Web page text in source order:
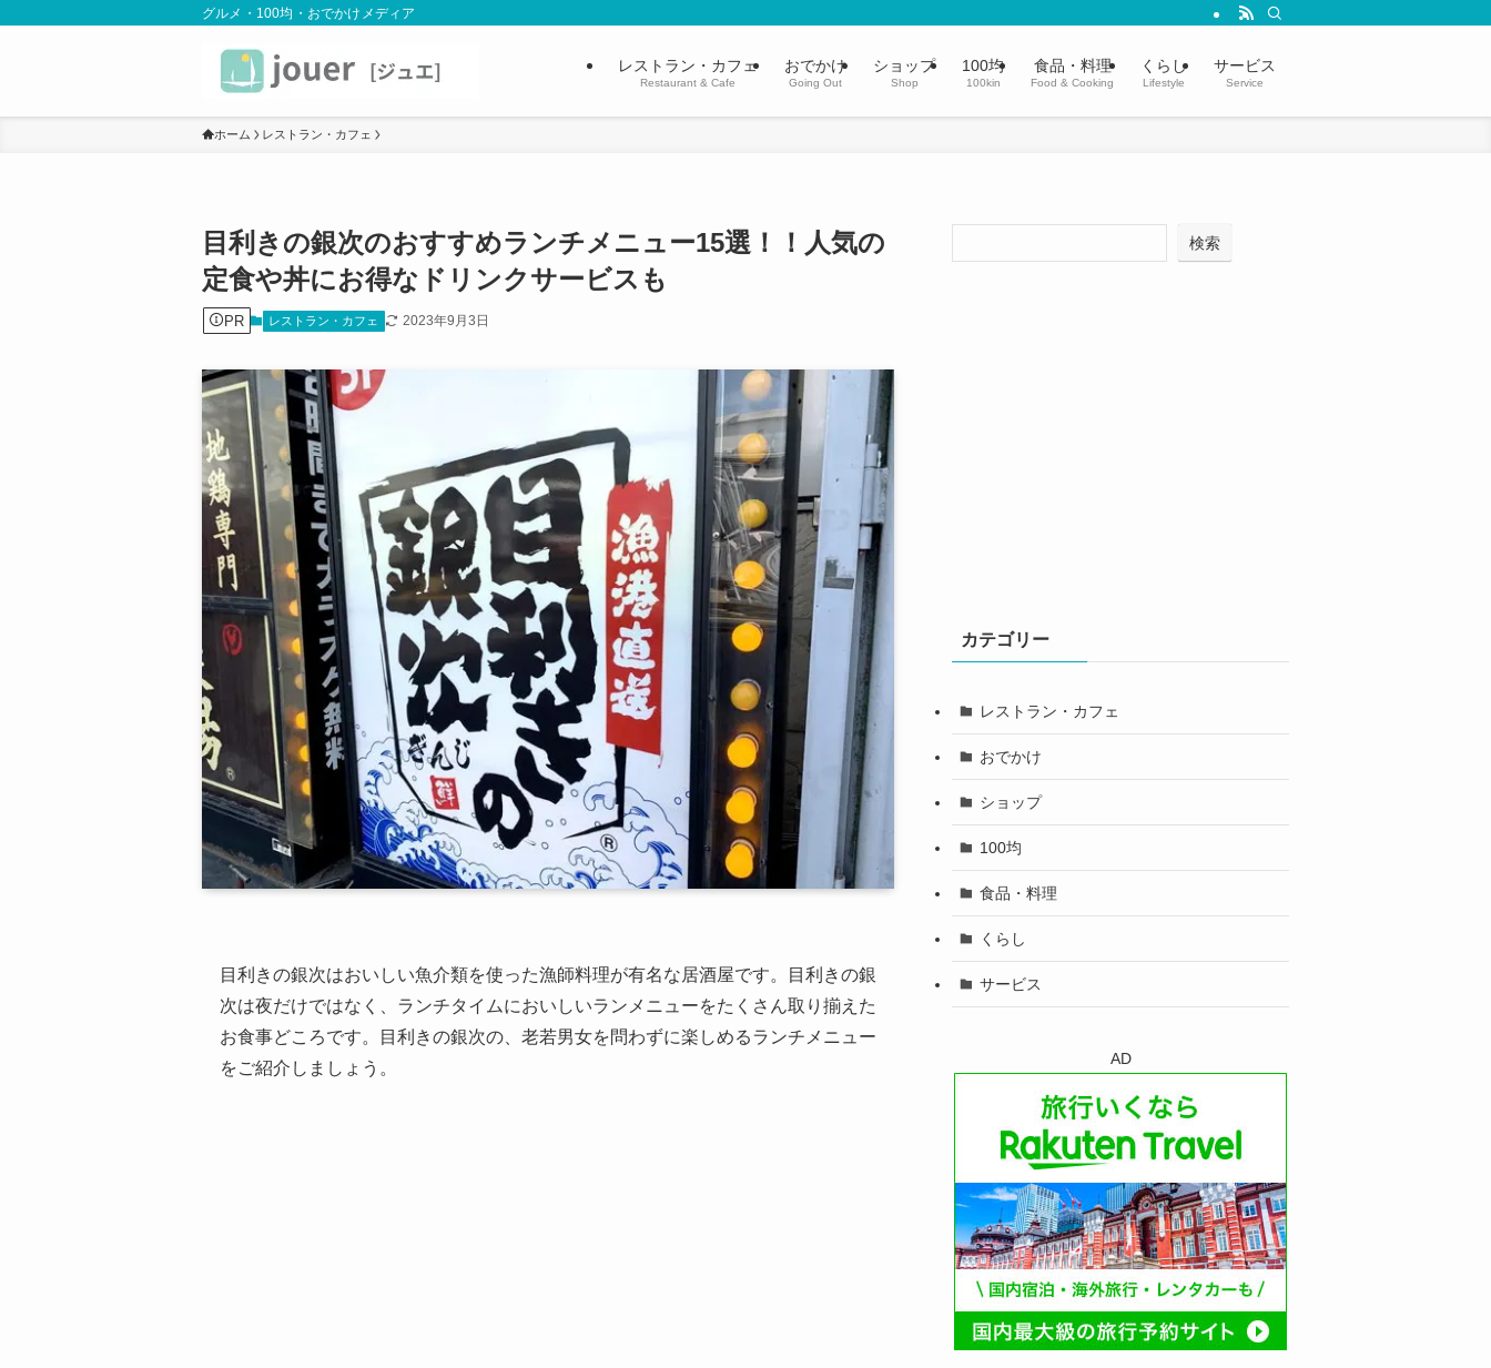
グルメ・100均・おでかけメディア
レストラン・カフェ
Restaurant & Cafe
おでかけ
Going Out
ショップ
Shop
100均
100kin
食品・料理
Food & Cooking
くらし
Lifestyle
サービス
Service
ホーム レストラン・カフェ
目利きの銀次のおすすめランチメニュー15選！！人気の
定食や丼にお得なドリンクサービスも
PR レストラン・カフェ 2023年9月3日
目利きの銀次はおいしい魚介類を使った漁師料理が有名な居酒屋です。目利きの銀
次は夜だけではなく、ランチタイムにおいしいランメニューをたくさん取り揃えた
お食事どころです。目利きの銀次の、老若男女を問わずに楽しめるランチメニュー
をご紹介しましょう。
検索
カテゴリー
レストラン・カフェ
おでかけ
ショップ
100均
食品・料理
くらし
サービス
AD